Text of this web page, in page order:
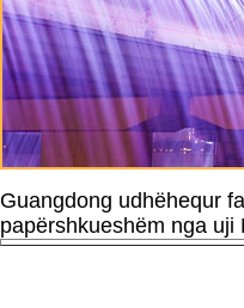
Guangdong udhëhequr
papërshkueshëm nga uji